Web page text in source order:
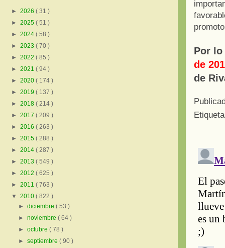
Por
de
de
► 2026 ( 31 )
► 2025 ( 51 )
► 2024 ( 58 )
► 2023 ( 70 )
► 2022 ( 85 )
► 2021 ( 94 )
► 2020 ( 174 )
► 2019 ( 137 )
► 2018 ( 214 )
► 2017 ( 209 )
► 2016 ( 263 )
► 2015 ( 288 )
► 2014 ( 287 )
► 2013 ( 549 )
► 2012 ( 625 )
► 2011 ( 763 )
▼ 2010 ( 822 )
►diciembre( 53 )
►noviembre( 64 )
►octubre( 78 )
►septiembre( 90 )